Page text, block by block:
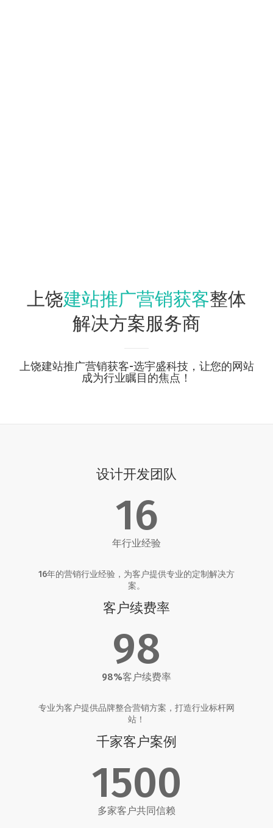
上饶建站推广营销获客整体
解决方案服务商
上饶建站推广营销获客-选宇盛科技，让您的网站
成为行业瞩目的焦点！
设计开发团队
16
年行业经验
16年的营销行业经验，为客户提供专业的定制解决方
案。
客户续费率
98
98%客户续费率
专业为客户提供品牌整合营销方案，打造行业标杆网
站！
千家客户案例
1500
多家客户共同信赖